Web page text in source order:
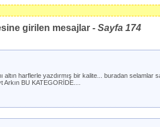
girilen mesajlar - Sayfa 174
altın harflerle yazdırmış bir kalite... buradan selamlar
Arkın BU KATEGORİDE....